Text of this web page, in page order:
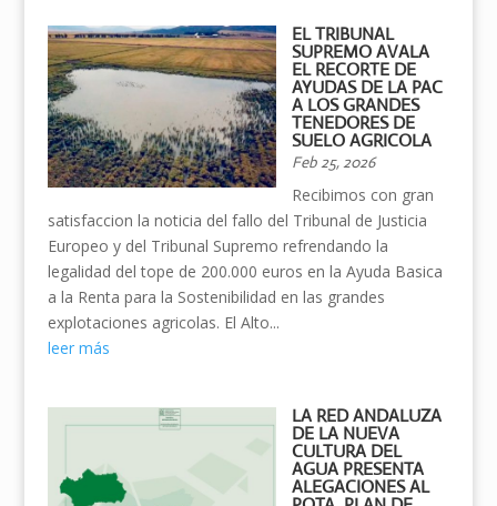
EL TRIBUNAL
SUPREMO AVALA
EL RECORTE DE
AYUDAS DE LA PAC
A LOS GRANDES
TENEDORES DE
SUELO AGRICOLA
Feb 25, 2026
Recibimos con gran
satisfaccion la noticia del fallo del Tribunal de Justicia
Europeo y del Tribunal Supremo refrendando la
legalidad del tope de 200.000 euros en la Ayuda Basica
a la Renta para la Sostenibilidad en las grandes
explotaciones agricolas. El Alto...
leer más
LA RED ANDALUZA
DE LA NUEVA
CULTURA DEL
AGUA PRESENTA
ALEGACIONES AL